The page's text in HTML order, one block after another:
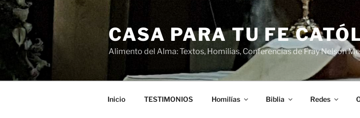
Saltar
contenido
CASA PARA TU FE
Alimento del Alma: Textos, Homilias, Conferencias de Fray Nelson
Inicio TESTIMONIOS Homilías Biblia Redes